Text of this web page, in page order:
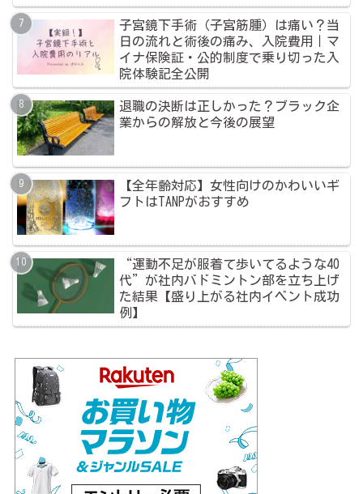
子宮鏡下手術（子宮筋腫）は痛い？当
日の流れと術後の痛み、入院費用｜マ
イナ保険証・公的制度で乗り切った入
院体験記全公開
退職の決断は正しかった？ブラック企
業からの解放と今後の展望
【全年齢対応】女性向けのかわいいギ
フトはTANPがおすすめ
“運動不足が服着て歩いてるような40
代”が社内バドミントン部を立ち上げ
た結果【盛り上がる社内イベント成功
例】